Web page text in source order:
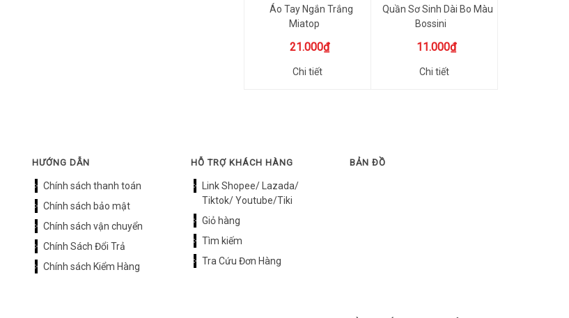
Áo Tay Ngắn Trắng
Miatop
21.000₫
Chi tiết
Quần Sơ Sinh Dài Bo Màu
Bossini
11.000₫
Chi tiết
HƯỚNG DẪN
Chính sách thanh toán
Chính sách bảo mật
Chính sách vận chuyển
Chính Sách Đổi Trả
Chính sách Kiểm Hàng
HỖ TRỢ KHÁCH HÀNG
Link Shopee/ Lazada/
Tiktok/ Youtube/Tiki
Giỏ hàng
Tìm kiếm
Tra Cứu Đơn Hàng
BẢN ĐỒ